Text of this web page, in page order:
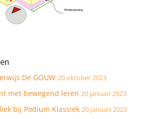
De GOUW 20 oktober 2023
met bewegend leren 20 januari 2023
bij Podium Klassiek 20 januari 2023